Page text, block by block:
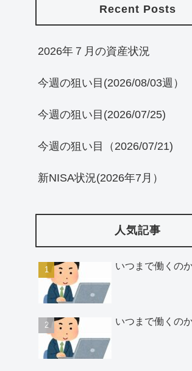
Recent Posts
2026年７月の資産状況
今週の狙い目(2026/08/03週）
今週の狙い目(2026/07/25)
今週の狙い目（2026/07/21)
新NISA状況(2026年7月）
人気記事
いつまで働くの
いつまで働くの